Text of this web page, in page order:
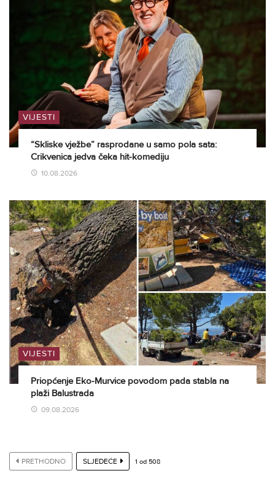
VIJESTI
“Skliske vježbe” rasprodane u samo pola sata:
Crikvenica jedva čeka hit-komediju
10.08.2026
VIJESTI
Priopćenje Eko-Murvice povodom pada stabla na
plaži Balustrada
09.08.2026
PRETHODNO SLJEDEĆE 1 od 508